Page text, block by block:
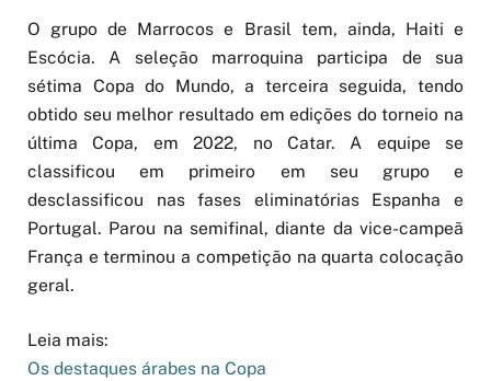
O grupo de Marrocos e Brasil tem, ainda, Haiti e
Escócia. A seleção marroquina participa de sua
sétima Copa do Mundo, a terceira seguida, tendo
obtido seu melhor resultado em edições do torneio na
última Copa, em 2022, no Catar. A equipe se
classificou em primeiro em seu grupo e
desclassificou nas fases eliminatórias Espanha e
Portugal. Parou na semifinal, diante da vice-campeã
França e terminou a competição na quarta colocação
geral.
Leia mais:
Os destaques árabes na Copa